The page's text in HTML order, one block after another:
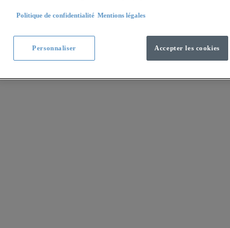
Politique de confidentialité Mentions légales
Personnaliser Accepter les cookies